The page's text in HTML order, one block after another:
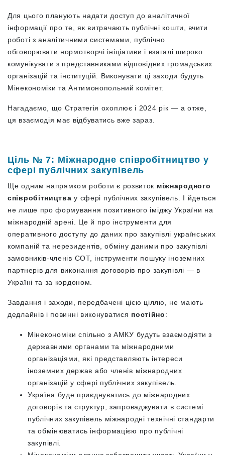
Для цього планують надати доступ до аналітичної
інформації про те, як витрачають публічні кошти, вчити
роботі з аналітичними системами, публічно
обговорювати нормотворчі ініціативи і взагалі широко
комунікувати з представниками відповідних громадських
організацій та інституцій. Виконувати ці заходи будуть
Мінекономіки та Антимонопольний комітет.
Нагадаємо, що Стратегія охоплює і 2024 рік — а отже,
ця взаємодія має відбуватись вже зараз.
Ціль № 7: Міжнародне співробітництво у
сфері публічних закупівель
Ще одним напрямком роботи є розвиток міжнародного
співробітництва у сфері публічних закупівель. І йдеться
не лише про формування позитивного іміджу України на
міжнародній арені. Це й про інструменти для
оперативного доступу до даних про закупівлі українських
компаній та нерезидентів, обміну даними про закупівлі
замовників-членів СОТ, інструменти пошуку іноземних
партнерів для виконання договорів про закупівлі — в
Україні та за кордоном.
Завдання і заходи, передбачені цією ціллю, не мають
дедлайнів і повинні виконуватися постійно:
Мінекономіки спільно з АМКУ будуть взаємодіяти з
державними органами та міжнародними
організаціями, які представляють інтереси
іноземних держав або членів міжнародних
організацій у сфері публічних закупівель.
Україна буде приєднуватись до міжнародних
договорів та структур, запроваджувати в системі
публічних закупівель міжнародні технічні стандарти
та обмінюватись інформацією про публічні
закупівлі.